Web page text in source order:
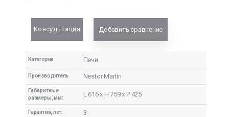
Консультация Добавить сравнение
Категория Печи
Производитель Nestor Martin
Габаритные
размеры, мм:
L 616 x H 759 x P 425
Гарантия, лет: 3